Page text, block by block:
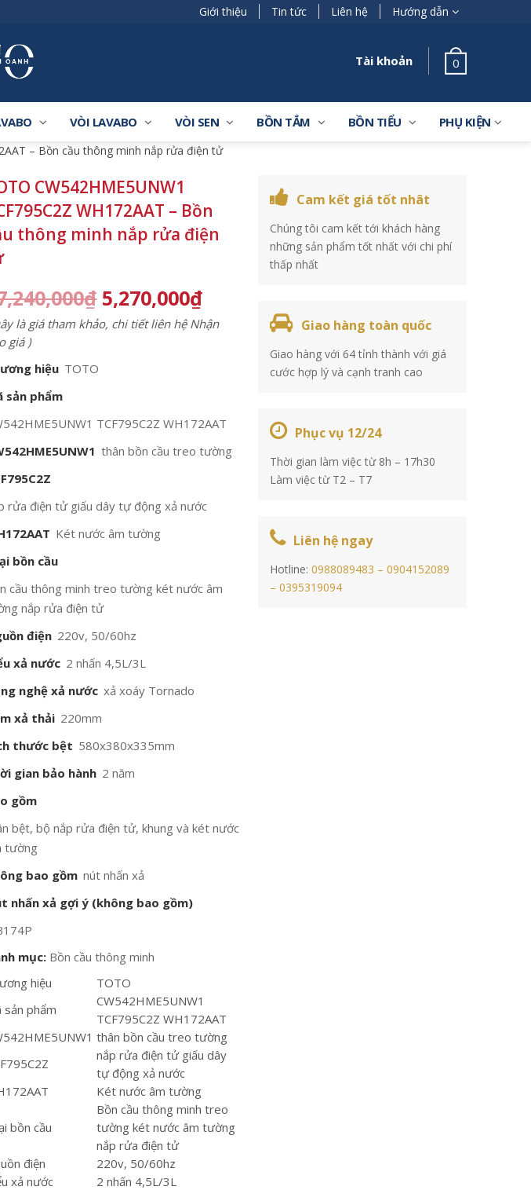
Giới thiệu Tin tức Liên hệ Hướng dẫn
Tài khoản 0
VÒI LAVABO VÒI SEN BỒN TẮM BỒN TIỂU PHỤ KIỆN
– Bồn cầu thông minh nắp rửa điện tử
CW542HME5UNW1
WH172AAT – Bồn
thông minh nắp rửa điện
₫ 5,270,000₫
là giá tham khảo, chi tiết liên hệ Nhận
giá )
hiệu TOTO
sản phẩm
TCF795C2Z WH172AAT
thân bồn cầu treo tường
rửa điện tử giấu dây tự động xả nước
Két nước âm tường
bồn cầu
cầu thông minh treo tường két nước âm
nắp rửa điện tử
điện 220v, 50/60hz
xả nước 2 nhấn 4,5L/3L
nghệ xả nước xả xoáy Tornado
xả thải 220mm
thước bệt 580x380x335mm
gian bảo hành 2 năm
gồm
bệt, bộ nắp rửa điện tử, khung và két nước
tường
bao gồm nút nhấn xả
nhấn xả gợi ý (không bao gồm)
mục: Bồn cầu thông minh
hiệu
TOTO
sản phẩm
CW542HME5UNW1
TCF795C2Z WH172AAT
thân bồn cầu treo tường
nắp rửa điện tử giấu dây
tự động xả nước
Két nước âm tường
bồn cầu
Bồn cầu thông minh treo
tường két nước âm tường
nắp rửa điện tử
điện
220v, 50/60hz
xả nước
2 nhấn 4,5L/3L
Cam kết giá tốt nhât
Chúng tôi cam kết tới khách hàng
những sản phẩm tốt nhất với chi phí
thấp nhất
Giao hàng toàn quốc
Giao hàng với 64 tỉnh thành với giá
cước hợp lý và cạnh tranh cao
Phục vụ 12/24
Thời gian làm việc từ 8h – 17h30
Làm việc từ T2 – T7
Liên hệ ngay
Hotline: 0988089483 – 0904152089
– 0395319094